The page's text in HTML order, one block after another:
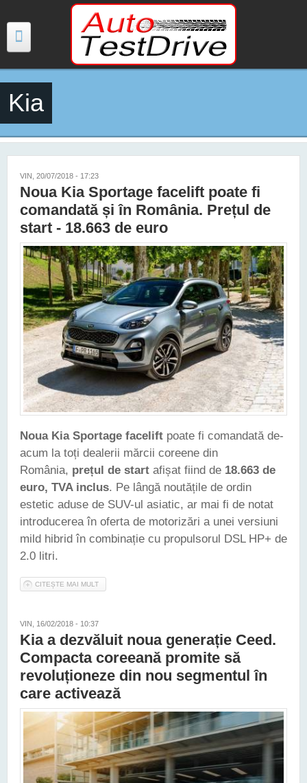
Mergi la conţinutul principal
TESTE
ŞTIRI
VIDEO
PREȚURI MODELE NOI
MAȘINI ELECTRICE ȘI HIBRID
CONTACT
Kia
VIN, 20/07/2018 - 17:23
Noua Kia Sportage facelift poate fi
comandată și în România. Prețul de
start - 18.663 de euro
Noua Kia Sportage facelift poate fi comandată de-
acum la toți dealerii mărcii coreene din
România, prețul de start afișat fiind de 18.663 de
euro, TVA inclus. Pe lângă noutățile de ordin
estetic aduse de SUV-ul asiatic, ar mai fi de notat
introducerea în oferta de motorizări a unei versiuni
mild hibrid în combinație cu propulsorul DSL HP+ de
2.0 litri.
CITEȘTE MAI MULT
VIN, 16/02/2018 - 10:37
Kia a dezvăluit noua generație Ceed.
Compacta coreeană promite să
revoluționeze din nou segmentul în
care activează